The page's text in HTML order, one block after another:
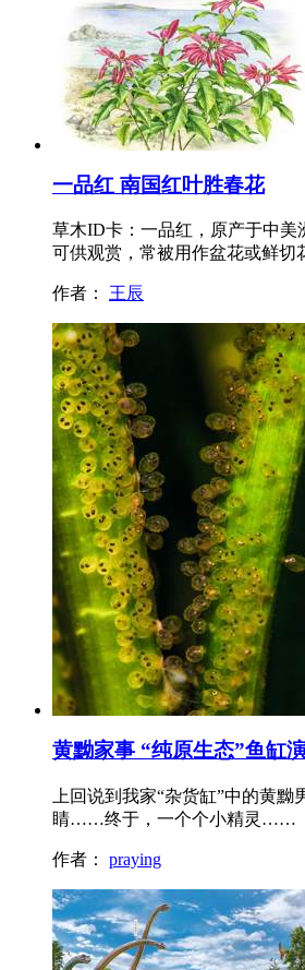
一品红 南国红叶胜春花
草木ID卡：一品红，原产于中美
可供观赏，常被用作盆花或鲜
作者： 王辰
黄黝家事 “纯原生态”鱼缸演
上回说到我家“杂货缸”中的黄
睛……终于，一个个小精灵……
作者： praying